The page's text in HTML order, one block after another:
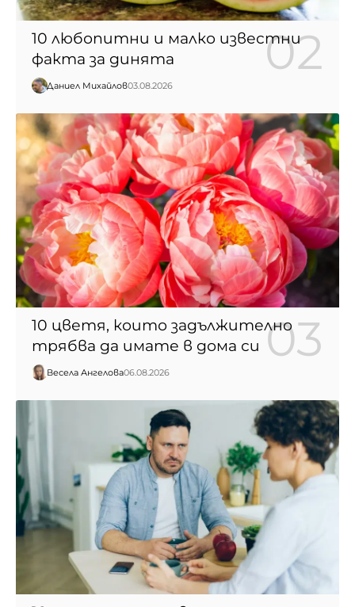
10 любопитни и малко известни
факта за динята
Даниел Михайлов03.08.2026
10 цветя, които задължително
трябва да имате в дома си
Весела Ангелова06.08.2026